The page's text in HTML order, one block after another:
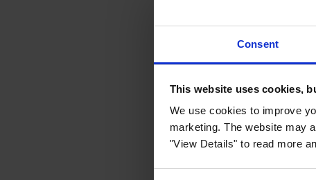
Consent
This website uses cookies,
We use cookies to improve
marketing. The website may
"View Details" to read more